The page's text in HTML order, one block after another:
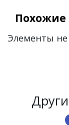
Похожие
Элементы